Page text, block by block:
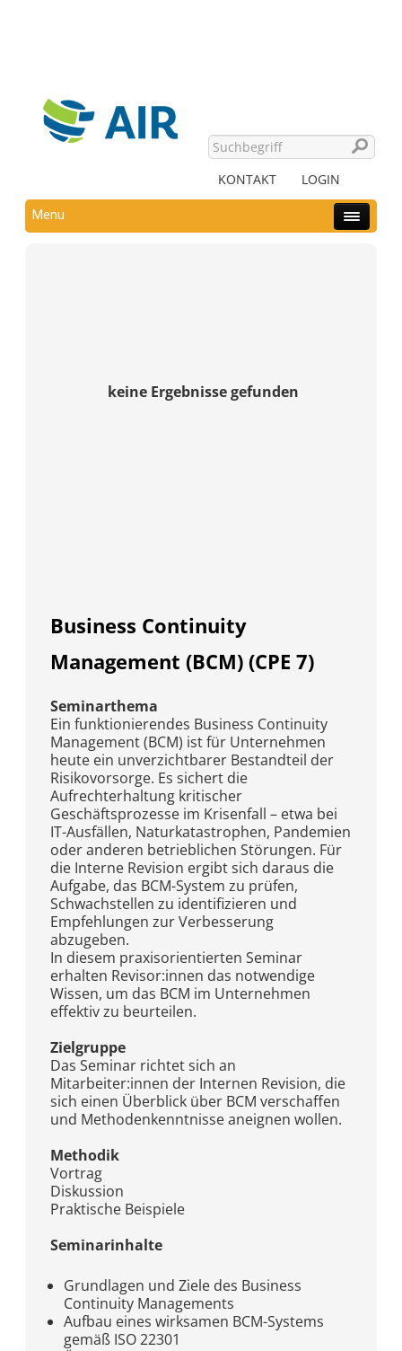
KONTAKT LOGIN
Menu
keine Ergebnisse gefunden
Business Continuity
Management (BCM) (CPE 7)
Seminarthema
Ein funktionierendes Business Continuity
Management (BCM) ist für Unternehmen
heute ein unverzichtbarer Bestandteil der
Risikovorsorge. Es sichert die
Aufrechterhaltung kritischer
Geschäftsprozesse im Krisenfall – etwa bei
IT-Ausfällen, Naturkatastrophen, Pandemien
oder anderen betrieblichen Störungen. Für
die Interne Revision ergibt sich daraus die
Aufgabe, das BCM-System zu prüfen,
Schwachstellen zu identifizieren und
Empfehlungen zur Verbesserung
abzugeben.
In diesem praxisorientierten Seminar
erhalten Revisor:innen das notwendige
Wissen, um das BCM im Unternehmen
effektiv zu beurteilen.
Zielgruppe
Das Seminar richtet sich an
Mitarbeiter:innen der Internen Revision, die
sich einen Überblick über BCM verschaffen
und Methodenkenntnisse aneignen wollen.
Methodik
Vortrag
Diskussion
Praktische Beispiele
Seminarinhalte
Grundlagen und Ziele des Business
Continuity Managements
Aufbau eines wirksamen BCM-Systems
gemäß ISO 22301